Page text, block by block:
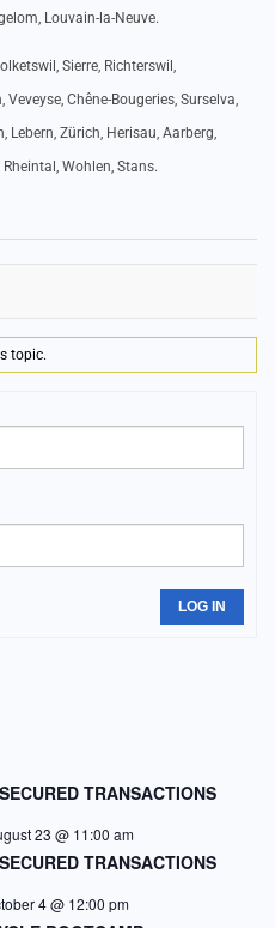
Louvain-la-Neuve.
Sierre, Richterswil,
Chêne-Bougeries, Surselva,
Lebern, Zürich, Herisau, Aarberg,
Wohlen, Stans.
topic.
LOG IN
TRANSACTIONS
23 @ 11:00 am
TRANSACTIONS
4 @ 12:00 pm